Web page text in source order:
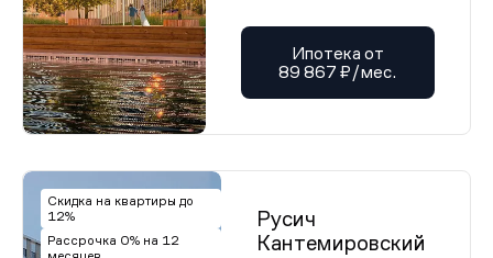
Ипотека от
89 867 ₽/мес.
Скидка на квартиры до
12%
Рассрочка 0% на 12
Русич
Кантемировский